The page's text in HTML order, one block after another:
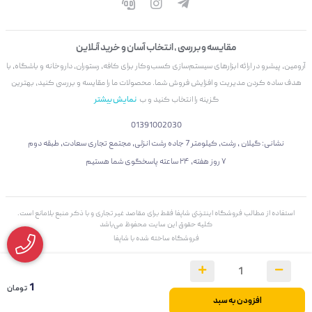
افزودن به سبد
1تومان
مقایسه و بررسی ، انتخاب آسان و خرید آنلاین
آرومین، پیشرو در ارائه ابزارهای سیستم‌سازی کسب‌وکار برای کافه، رستوران، داروخانه و باشگاه، با
هدف ساده کردن مدیریت و افزایش فروش شما. محصولات ما را مقایسه و بررسی کنید، بهترین
گزینه را انتخاب کنید و ب نمایش بیشتر
01391002030
نشانی: گیلان ، رشت، کیلومتر 7 جاده رشت انزلی، مجتمع تجاری سعادت، طبقه دوم
۷ روز هفته، ۲۴ ساعته پاسخگوی شما هستیم
استفاده از مطالب فروشگاه اینترنتی شاپفا فقط برای مقاصد غیر تجاری و با ذکر منبع بلامانع است.
کليه حقوق اين سايت محفوظ می‌باشد
فروشگاه ساخته شده با شاپفا